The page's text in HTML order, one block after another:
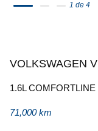
1 de 4
VOLKSWAGEN
1.6L
71,000 km